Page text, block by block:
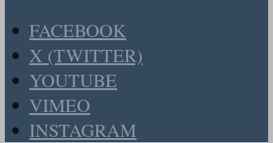
FACEBOOK
X (TWITTER)
YOUTUBE
VIMEO
INSTAGRAM